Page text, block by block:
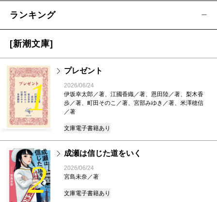
ランキング
[新潮文庫]
1
プレゼント
2026/06/24
伊坂幸太郎／著、江國香織／著、恩田陸／著、梨木香
歩／著、町田そのこ／著、宮部みゆき／著、米澤穂信
／著
文庫電子書籍あり
2
成瀬は信じた道をいく
2026/06/24
宮島未奈／著
文庫電子書籍あり